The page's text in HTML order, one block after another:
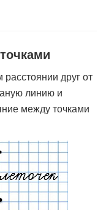
друг от
линию и
между точками